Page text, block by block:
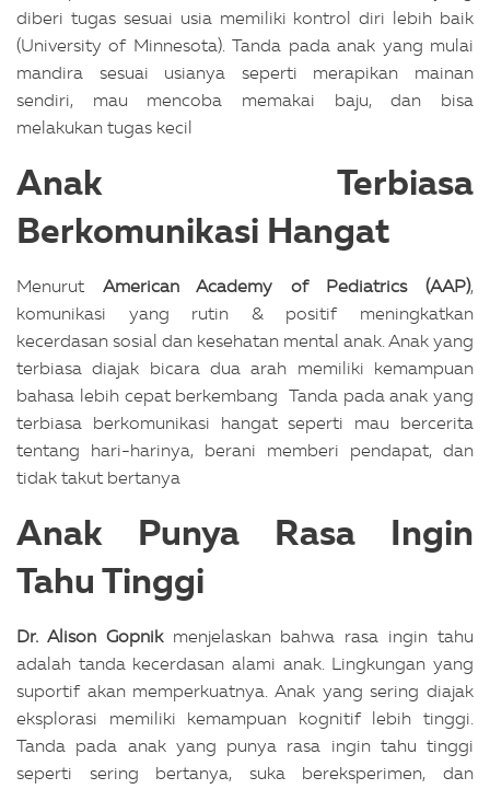
diberi tugas sesuai usia memiliki kontrol diri lebih baik
(University of Minnesota).Tanda pada anak yang mulai
mandira sesuai usianya seperti merapikan mainan
sendiri, mau mencoba memakai baju, dan bisa
melakukan tugas kecil
Anak Terbiasa
Berkomunikasi Hangat
Menurut American Academy of Pediatrics (AAP),
komunikasi yang rutin & positif meningkatkan
kecerdasan sosial dan kesehatan mental anak. Anak yang
terbiasa diajak bicara dua arah memiliki kemampuan
bahasa lebih cepat berkembang Tanda pada anak yang
terbiasa berkomunikasi hangat seperti mau bercerita
tentang hari-harinya, berani memberi pendapat, dan
tidak takut bertanya
Anak Punya Rasa Ingin
Tahu Tinggi
Dr. Alison Gopnikmenjelaskan bahwa rasa ingin tahu
adalah tanda kecerdasan alami anak. Lingkungan yang
suportif akan memperkuatnya. Anak yang sering diajak
eksplorasi memiliki kemampuan kognitif lebih tinggi.
Tanda pada anak yang punya rasa ingin tahu tinggi
seperti sering bertanya, suka bereksperimen, dan